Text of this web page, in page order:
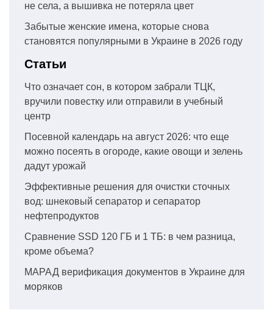
не села, а вышивка не потеряла цвет
Забытые женские имена, которые снова
становятся популярными в Украине в 2026 году
Статьи
Что означает сон, в котором забрали ТЦК,
вручили повестку или отправили в учебный
центр
Посевной календарь на август 2026: что еще
можно посеять в огороде, какие овощи и зелень
дадут урожай
Эффективные решения для очистки сточных
вод: шнековый сепаратор и сепаратор
нефтепродуктов
Сравнение SSD 120 ГБ и 1 ТБ: в чем разница,
кроме объема?
МАРАД верификация документов в Украине для
моряков